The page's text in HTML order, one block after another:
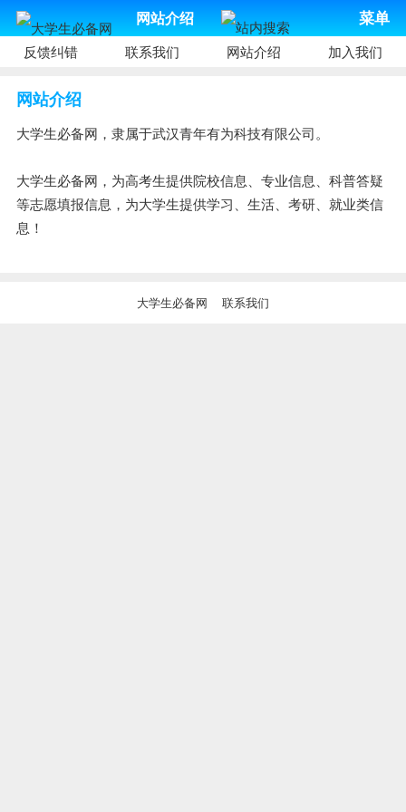
网站介绍 菜单
反馈纠错 联系我们 网站介绍 加入我们
网站介绍
大学生必备网，隶属于武汉青年有为科技有限公司。
大学生必备网，为高考生提供院校信息、专业信息、科普答疑
等志愿填报信息，为大学生提供学习、生活、考研、就业类信
息！
大学生必备网 联系我们